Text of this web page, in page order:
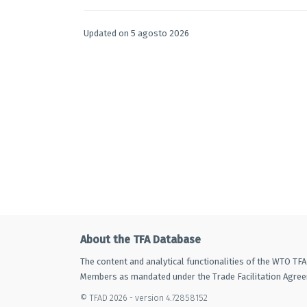
Angola 10.4
Argentina 3
Argentina 3 B 26
Updated on 5 agosto 2026
About the TFA Database
The content and analytical functionalities of the WTO
Members as mandated under the Trade Facilitation
© TFAD 2026 - version 4.72858152